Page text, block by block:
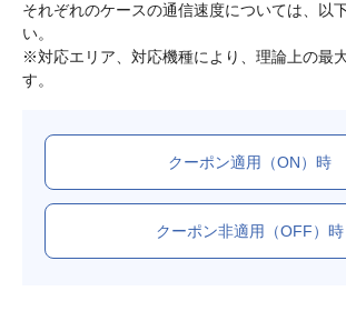
それぞれのケースの通信速度については、以
い。
※対応エリア、対応機種により、理論上の最
クーポン適用（ON）時
クーポン非適用（OFF）時